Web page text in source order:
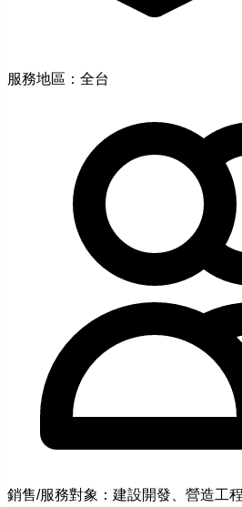
服務地區：全台
銷售/服務對象：建設開發、營造工